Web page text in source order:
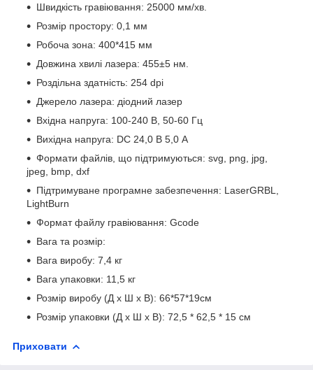
Швидкість гравіювання: 25000 мм/хв.
Розмір простору: 0,1 мм
Робоча зона: 400*415 мм
Довжина хвилі лазера: 455±5 нм.
Роздільна здатність: 254 dpi
Джерело лазера: діодний лазер
Вхідна напруга: 100-240 В, 50-60 Гц
Вихідна напруга: DC 24,0 В 5,0 A
Формати файлів, що підтримуються: svg, png, jpg,
jpeg, bmp, dxf
Підтримуване програмне забезпечення: LaserGRBL,
LightBurn
Формат файлу гравіювання: Gcode
Вага та розмір:
Вага виробу: 7,4 кг
Вага упаковки: 11,5 кг
Розмір виробу (Д х Ш х В): 66*57*19см
Розмір упаковки (Д х Ш х В): 72,5 * 62,5 * 15 см
Приховати